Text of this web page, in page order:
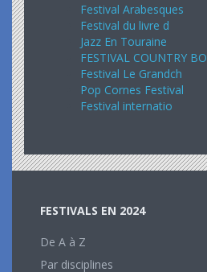
Festival Arabesques
Festival du livre d
Jazz En Touraine
FESTIVAL COUNTRY BO
Festival Le Grandch
Pop Cornes Festival
Festival internatio
FESTIVALS EN 2024
De A à Z
Par disciplines